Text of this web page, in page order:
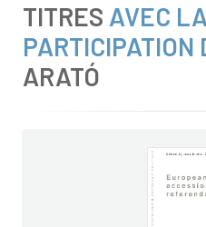
TITRES AVEC LA
PARTICIPATION
ARATÓ